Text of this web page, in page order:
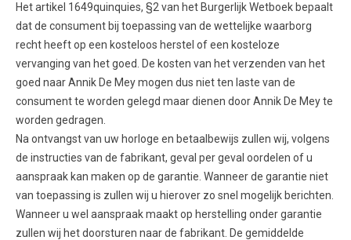
Het artikel 1649quinquies, §2 van het Burgerlijk Wetboek bepaalt
dat de consument bij toepassing van de wettelijke waarborg
recht heeft op een kosteloos herstel of een kosteloze
vervanging van het goed. De kosten van het verzenden van het
goed naar Annik De Mey mogen dus niet ten laste van de
consument te worden gelegd maar dienen door Annik De Mey te
worden gedragen.
Na ontvangst van uw horloge en betaalbewijs zullen wij, volgens
de instructies van de fabrikant, geval per geval oordelen of u
aanspraak kan maken op de garantie. Wanneer de garantie niet
van toepassing is zullen wij u hierover zo snel mogelijk berichten.
Wanneer u wel aanspraak maakt op herstelling onder garantie
zullen wij het doorsturen naar de fabrikant. De gemiddelde